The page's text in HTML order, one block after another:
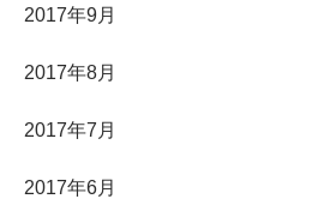
2017年9月
2017年8月
2017年7月
2017年6月